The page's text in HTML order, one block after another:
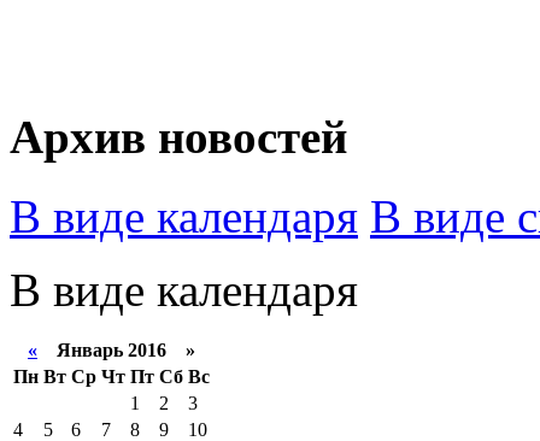
Архив новостей
В виде календаря В виде
В виде календаря
« Январь 2016 »
Пн Вт Ср Чт Пт Сб Вс
1
2
3
4
5 6 7 8 9
10